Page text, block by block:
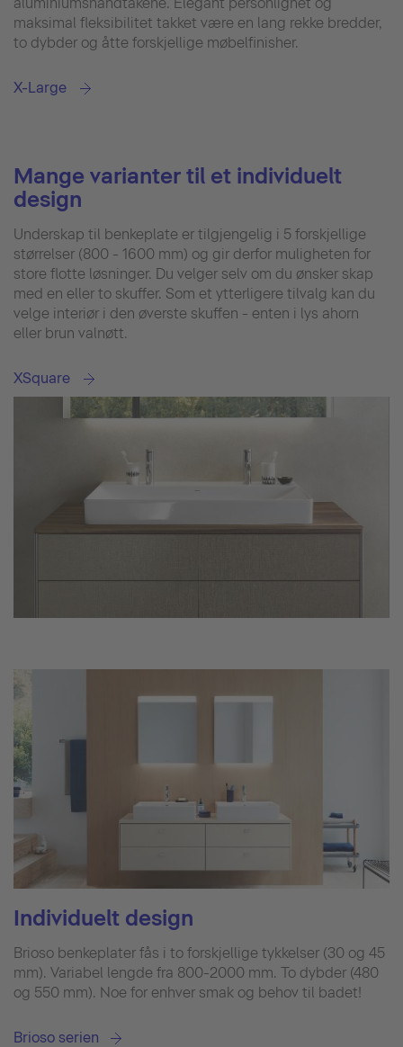
maksimal fleksibilitet takket være en lang rekke bredder,
to dybder og åtte forskjellige møbelfinisher.
X-Large
Mange varianter til et individuelt
design
Underskap til benkeplate er tilgjengelig i 5 forskjellige
størrelser (800 - 1600 mm) og gir derfor muligheten for
store flotte løsninger. Du velger selv om du ønsker skap
med en eller to skuffer. Som et ytterligere tilvalg kan du
velge interiør i den øverste skuffen - enten i lys ahorn
eller brun valnøtt.
XSquare
Individuelt design
Brioso benkeplater fås i to forskjellige tykkelser (30 og 45
mm). Variabel lengde fra 800-2000 mm. To dybder (480
og 550 mm). Noe for enhver smak og behov til badet!
Brioso serien